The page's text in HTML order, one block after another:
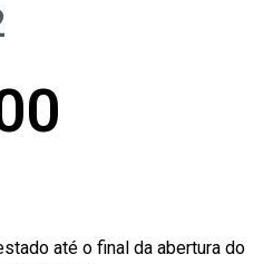
até o final da abertura do